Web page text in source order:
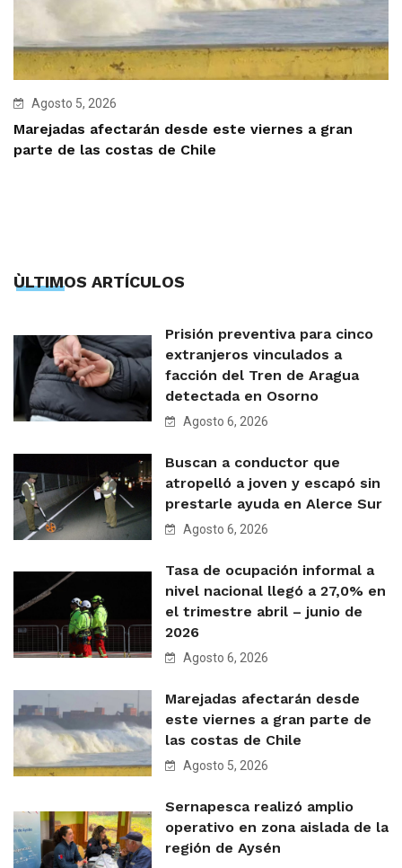
Agosto 5, 2026
Marejadas afectarán desde este viernes a gran
parte de las costas de Chile
ÙLTIMOS ARTÍCULOS
Prisión preventiva para cinco
extranjeros vinculados a
facción del Tren de Aragua
detectada en Osorno
Agosto 6, 2026
Buscan a conductor que
atropelló a joven y escapó sin
prestarle ayuda en Alerce Sur
Agosto 6, 2026
Tasa de ocupación informal a
nivel nacional llegó a 27,0% en
el trimestre abril – junio de
2026
Agosto 6, 2026
Marejadas afectarán desde
este viernes a gran parte de
las costas de Chile
Agosto 5, 2026
Sernapesca realizó amplio
operativo en zona aislada de la
región de Aysén